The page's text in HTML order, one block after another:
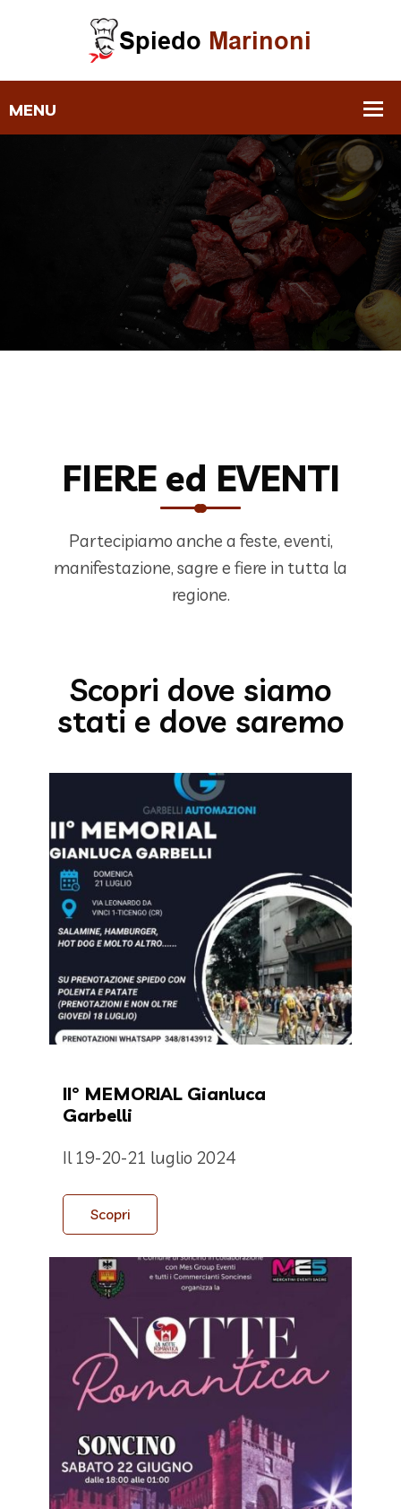
Eventi ‣ Spiedo Marinoni
FIERE ed EVENTI
Partecipiamo anche a feste, eventi,
manifestazione, sagre e fiere in tutta la
regione.
Scopri dove siamo
stati e dove saremo
II° MEMORIAL Gianluca
Garbelli
Il 19-20-21 luglio 2024
Scopri